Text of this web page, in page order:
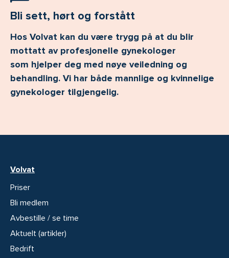
Bli sett, hørt og forstått
Hos Volvat kan du være trygg på at du blir
mottatt av profesjonelle gynekologer
som hjelper deg med nøye veiledning og
behandling. Vi har både mannlige og kvinnelige
gynekologer tilgjengelig.
Volvat
Priser
Bli medlem
Avbestille / se time
Aktuelt (artikler)
Bedrift